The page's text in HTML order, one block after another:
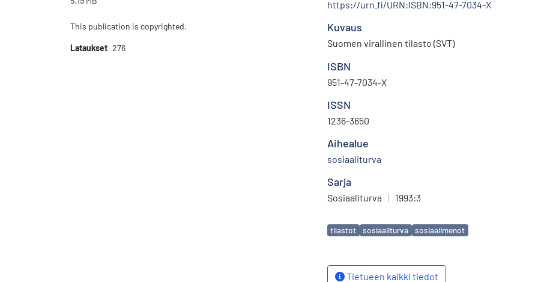
This publication is copyrighted.
Lataukset 276
https://urn.fi/URN:ISBN:951-47-7034-X
Kuvaus
Suomen virallinen tilasto (SVT)
ISBN
951-47-7034-X
ISSN
1236-3650
Aihealue
sosiaaliturva
Sarja
Sosiaaliturva | 1993:3
Avainsanat
tilastot sosiaaliturva sosiaalimenot
Tietueen kaikki tiedot